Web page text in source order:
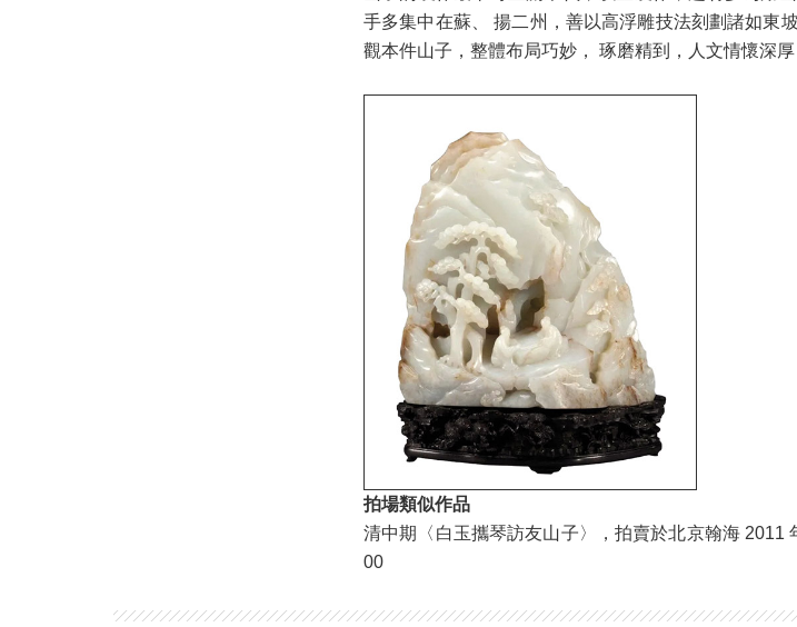
手多集中在蘇、 揚二州，善以高浮雕技法刻劃諸如東
觀本件山子，整體布局巧妙， 琢磨精到，人文情懷深厚
拍場類似作品
清中期〈白玉攜琴訪友山子〉，拍賣於北京翰海 2011
00